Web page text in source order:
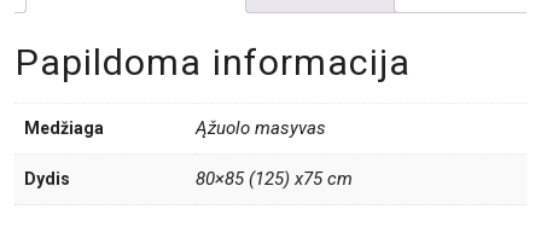
Papildoma informacija
Medžiaga Ąžuolo masyvas
Dydis 80×85 (125) х75 сm